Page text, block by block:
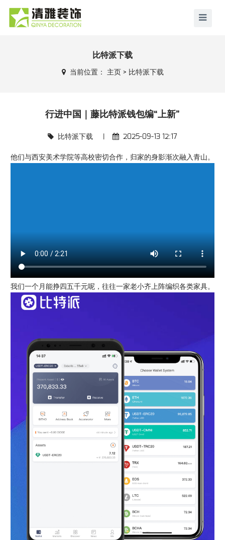
比特派下载
当前位置： 主页 > 比特派下载
行进中国｜藤比特派钱包编“上新”
比特派下载 2025-09-13 12:17
他们与西安美术学院等高校密切合作，归家的身影渐次融入青山。
我们一个月能挣四五千元呢，往往一家老小齐上阵编织各类家具。